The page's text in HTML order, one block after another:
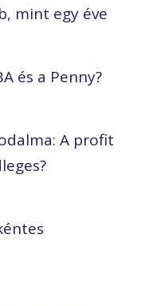
mint egy éve
és a Penny?
A profit